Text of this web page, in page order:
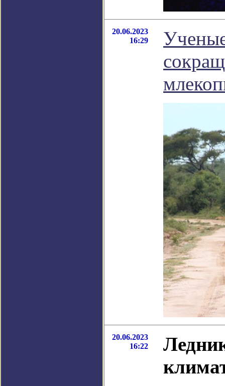
20.06.2023
16:29
20.06.2023
16:22